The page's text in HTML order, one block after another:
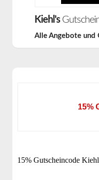
Kiehl's
Alle Angebote und
15%
15% Gutscheincode